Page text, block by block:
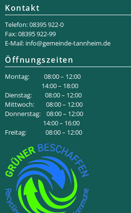
Kontakt
Telefon: 08395 922-0
Fax: 08395 922-99
E-Mail: info@gemeinde-tannheim.de
Öffnungszeiten
Montag: 08:00 – 12:00
14:00 – 18:00
Dienstag: 08:00 – 12:00
Mittwoch: 08:00 – 12:00
Donnerstag: 08:00 – 12:00
14:00 – 16:00
Freitag: 08:00 – 12:00